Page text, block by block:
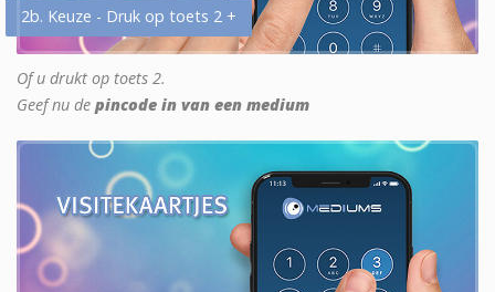
2b. Keuze - Druk op toets 2 +
Of u drukt op toets 2.
Geef nu de pincode in van een medium